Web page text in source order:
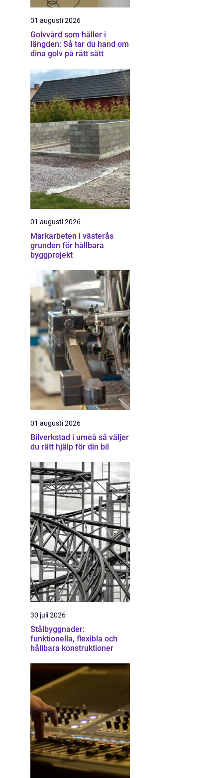
01 augusti 2026
Golvvård som håller i
längden: Så tar du hand om
dina golv på rätt sätt
01 augusti 2026
Markarbeten i västerås
grunden för hållbara
byggprojekt
01 augusti 2026
Bilverkstad i umeå så väljer
du rätt hjälp för din bil
30 juli 2026
Stålbyggnader:
funktionella, flexibla och
hållbara konstruktioner